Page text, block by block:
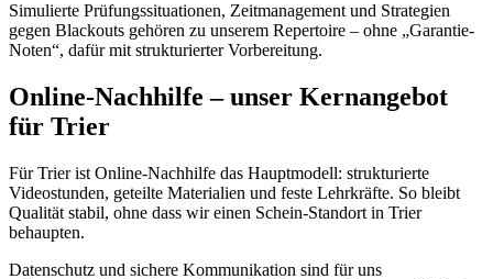
Simulierte Prüfungssituationen, Zeitmanagement und Strategien
gegen Blackouts gehören zu unserem Repertoire – ohne „Garantie-
Noten“, dafür mit strukturierter Vorbereitung.
Online-Nachhilfe – unser Kernangebot
für Trier
Für Trier ist Online-Nachhilfe das Hauptmodell: strukturierte
Videostunden, geteilte Materialien und feste Lehrkräfte. So bleibt
Qualität stabil, ohne dass wir einen Schein-Standort in Trier
behaupten.
Datenschutz und sichere Kommunikation sind für uns